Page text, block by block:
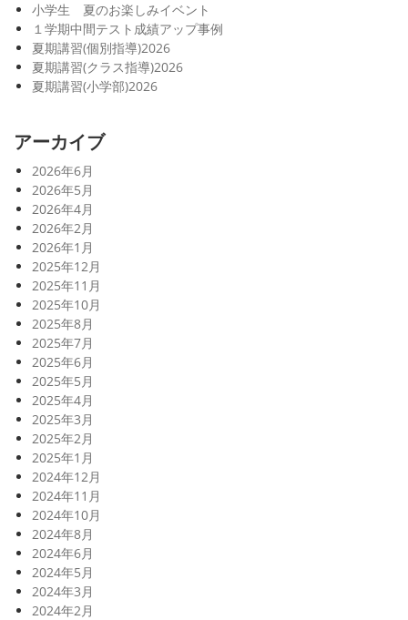
小学生 夏のお楽しみイベント
１学期中間テスト成績アップ事例
夏期講習(個別指導)2026
夏期講習(クラス指導)2026
夏期講習(小学部)2026
アーカイブ
2026年6月
2026年5月
2026年4月
2026年2月
2026年1月
2025年12月
2025年11月
2025年10月
2025年8月
2025年7月
2025年6月
2025年5月
2025年4月
2025年3月
2025年2月
2025年1月
2024年12月
2024年11月
2024年10月
2024年8月
2024年6月
2024年5月
2024年3月
2024年2月